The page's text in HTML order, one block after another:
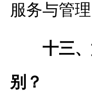
服务与管
十三
别？